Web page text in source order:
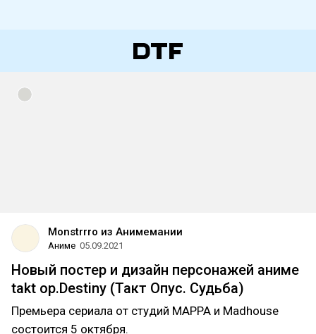
Monstrrro из Анимемании
Аниме 05.09.2021
Новый постер и дизайн персонажей аниме
takt op.Destiny (Такт Опус. Судьба)
Премьера сериала от студий MAPPA и Madhouse
состоится 5 октября.